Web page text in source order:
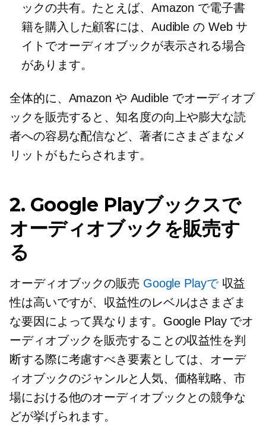
ックの共有。たとえば、Amazon で電子書
籍を購入した顧客には、Audible の Web サ
イトでオーディオブックが表示される場合
があります。
全体的に、Amazon や Audible でオーディオブ
ックを販売すると、知名度の向上や膨大な読
者への容易な配信など、著者にさまざまなメ
リットがもたらされます。
2. Google Playブックスで
オーディオブックを販売す
る
オーディオブックの販売 Google Playで収益
性は高いですが、収益性のレベルはさまざま
な要因によって異なります。Google Play でオ
ーディオブックを販売することの収益性を判
断する際に考慮すべき要素としては、オーデ
ィオブックのジャンルと人気、価格戦略、市
場における他のオーディオブックとの競争な
どが挙げられます。